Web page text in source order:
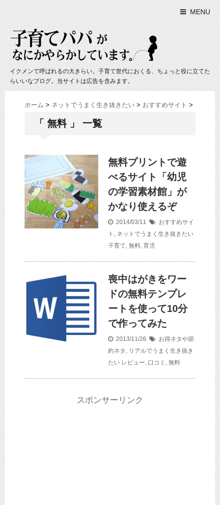
MENU
イクメンて呼ばれるの大きらい。子育て世代におくる、ちょっと役に立てた
らいいなブログ。当サイトは広告を含みます。
ホーム > ネットでうまく生き抜きたい > おすすめサイト >
「 無料 」 一覧
無料プリントで遊
べるサイト「幼児
の学習素材館」が
かなり使えるぞ
2014/03/11
おすすめサイ
ト , ネットでうまく生き抜きたい
子育て, 無料, 育児
喪中はがきをワー
ドの無料テンプレ
ートを使って10分
で作ってみた
2013/11/26
お得ネタや節
約ネタ , リアルでうまく生き抜き
たい レビュー, 口コミ , 無料
スポンサーリンク